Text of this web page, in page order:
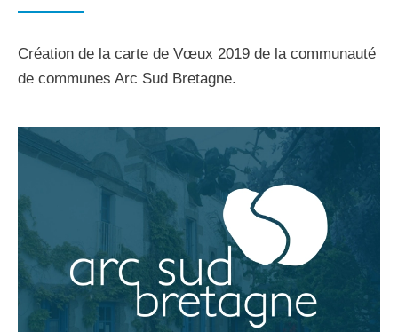
Création de la carte de Vœux 2019 de la communauté
de communes Arc Sud Bretagne.